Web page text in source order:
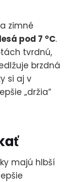
zimné
pod 7 °C.
tvrdnú,
brzdná
si aj v
„držia“
majú hlbší